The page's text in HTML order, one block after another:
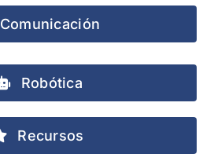
Comunicación
Robótica
Recursos